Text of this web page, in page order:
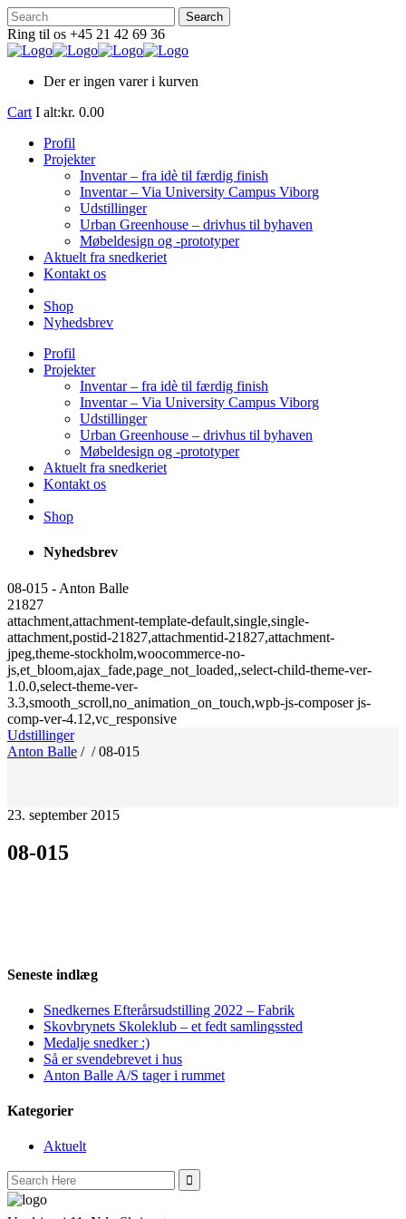
Ring til os +45 21 42 69 36
Der er ingen varer i kurven
Cart I alt:kr. 0.00
Profil
Projekter
Inventar – fra idè til færdig finish
Inventar – Via University Campus Viborg
Udstillinger
Urban Greenhouse – drivhus til byhaven
Møbeldesign og -prototyper
Aktuelt fra snedkeriet
Kontakt os
Shop
Nyhedsbrev
Profil
Projekter
Inventar – fra idè til færdig finish
Inventar – Via University Campus Viborg
Udstillinger
Urban Greenhouse – drivhus til byhaven
Møbeldesign og -prototyper
Aktuelt fra snedkeriet
Kontakt os
Shop
Nyhedsbrev
08-015 - Anton Balle
21827
attachment,attachment-template-default,single,single-
attachment,postid-21827,attachmentid-21827,attachment-
jpeg,theme-stockholm,woocommerce-no-
js,et_bloom,ajax_fade,page_not_loaded,,select-child-theme-ver-
1.0.0,select-theme-ver-
3.3,smooth_scroll,no_animation_on_touch,wpb-js-composer js-
comp-ver-4.12,vc_responsive
Udstillinger
Anton Balle / /08-015
23. september 2015
08-015
Seneste indlæg
Snedkernes Efterårsudstilling 2022 – Fabrik
Skovbrynets Skoleklub – et fedt samlingssted
Medalje snedker :)
Så er svendebrevet i hus
Anton Balle A/S tager i rummet
Kategorier
Aktuelt
Search
for: